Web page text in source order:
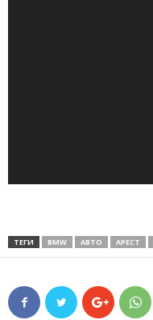
ТЕГИ BMW АВТО АРЕСТ